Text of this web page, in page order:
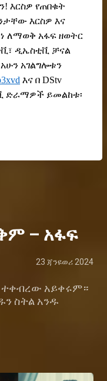
እርስዎ የጠበቁት
እርስዎ እና
ለማወቅ አፋፍ ዘወትር
ዲኤስቲቪ ቻናል
አገልግሎቱን
እና በ DStv
ድራማዎች ይመልከቱ፡
– አፋፍ
23 ጃንዩወሪ 2024
አይቀሩም።
ስትል አንዱ